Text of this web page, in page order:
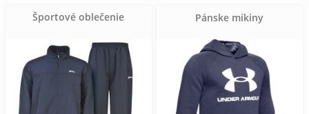
Športové oblečenie Pánske mikiny